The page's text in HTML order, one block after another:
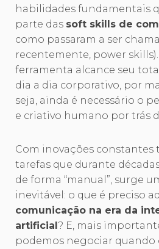
habilidades fundamentais
parte das soft skills de
como passaram a ser
recentemente, power
ferramenta alcance seu
dia a dia corporativo, por
seja, ainda é necessário o
e criativo humano por trás
Com inovações constantes
tarefas que durante
de forma “manual”, surge
inevitável: o que é preciso
comunicação na era da
artificial? E, mais
podemos negociar quando